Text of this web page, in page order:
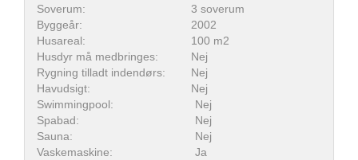
Soverum:
3 soverum
Byggeår:
2002
Husareal:
100 m2
Husdyr må medbringes:
Nej
Rygning tilladt indendørs:
Nej
Havudsigt:
Nej
Swimmingpool:
Nej
Spabad:
Nej
Sauna:
Nej
Vaskemaskine:
Ja